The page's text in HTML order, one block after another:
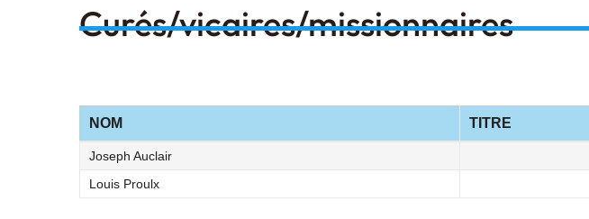
Curés/vicaires/missionnaires
NOM TITRE
Joseph Auclair
Louis Proulx